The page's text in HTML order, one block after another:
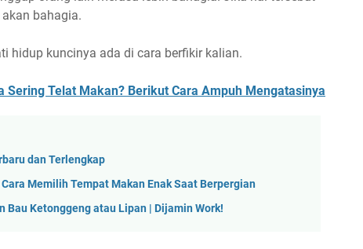
bahagia.
hidup kuncinya ada di cara berfikir kalian.
Sering Telat Makan? Berikut Cara Ampuh Mengatasinya
dan Terlengkap
Memilih Tempat Makan Enak Saat Berpergian
Bau Ketonggeng atau Lipan | Dijamin Work!